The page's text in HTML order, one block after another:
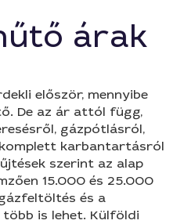
árak
először, mennyibe
De az ár attól függ,
gázpótlásról,
karbantartásról
szerint az alap
15.000 és 25.000
és a
is lehet. Külföldi